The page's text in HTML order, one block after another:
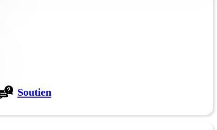
Soutien